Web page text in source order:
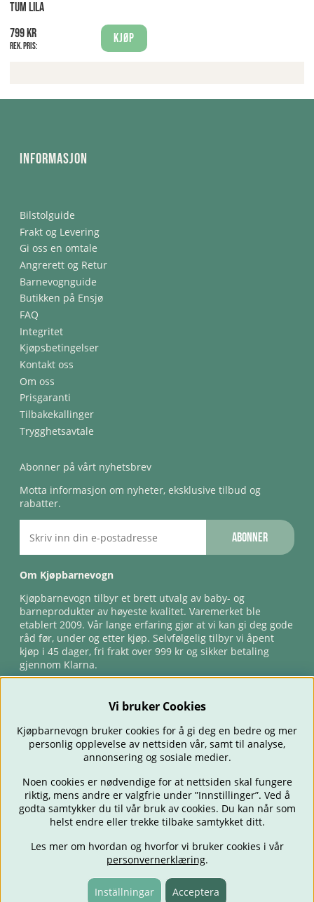
TUM LILA
799 kr
Rek. pris:
Kjøp
Informasjon
Bilstolguide
Frakt og Levering
Gi oss en omtale
Angrerett og Retur
Barnevognguide
Butikken på Ensjø
FAQ
Integritet
Kjøpsbetingelser
Kontakt oss
Om oss
Prisgaranti
Tilbakekallinger
Trygghetsavtale
Abonner på vårt nyhetsbrev
Motta informasjon om nyheter, eksklusive tilbud og
rabatter.
Abonner
Om Kjøpbarnevogn
Kjøpbarnevogn tilbyr et brett utvalg av baby- og
barneprodukter av høyeste kvalitet. Varemerket ble
etablert 2009. Vår lange erfaring gjør at vi kan gi deg gode
råd før, under og etter kjøp. Selvfølgelig tilbyr vi åpent
kjøp i 45 dager, fri frakt over 999 kr og sikker betaling
gjennom Klarna.
BARNEVOGNER BILSTOLER BABY SPISE & MATE
REISE
FORELDRE
BARNEROMMET LEKER TILBUD
OUTLET
GAVETIPS
Vi bruker Cookies
Kjøpbarnevogn bruker cookies for å gi deg en bedre og mer
personlig opplevelse av nettsiden vår, samt til analyse,
annonsering og sosiale medier.
Noen cookies er nødvendige for at nettsiden skal fungere
riktig, mens andre er valgfrie under ”Innstillinger”. Ved å
godta samtykker du til vår bruk av cookies. Du kan når som
helst endre eller trekke tilbake samtykket ditt.
Les mer om hvordan og hvorfor vi bruker cookies i vår
personvernerklæring.
Inställningar Acceptera